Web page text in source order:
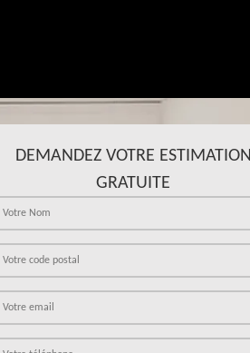
DEMANDEZ VOTRE ESTIMATION
GRATUITE